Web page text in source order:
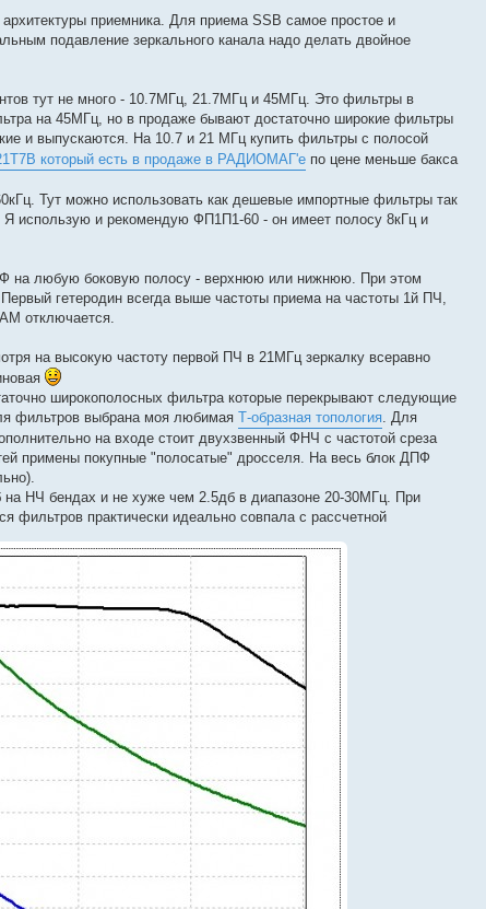
приемника. Для приема SSB самое простое и
подавление зеркального канала надо делать двойное
тут не много - 10.7МГц, 21.7МГц и 45МГц. Это фильтры в
на 45МГц, но в продаже бывают достаточно широкие фильтры
и выпускаются. На 10.7 и 21 МГц купить фильтры с полосой
который есть в продаже в РАДИОМАГ'е по цене меньше бакса
Тут можно использовать как дешевые импортные фильтры так
использую и рекомендую ФП1П1-60 - он имеет полосу 8кГц и
на любую боковую полосу - верхнюю или нижнюю. При этом
гетеродин всегда выше частоты приема на частоты 1й ПЧ,
отключается.
на высокую частоту первой ПЧ в 21МГц зеркалку всеравно
широкополосных фильтра которые перекрывают следующие
фильтров выбрана моя любимая Т-образная топология. Для
на входе стоит двухзвенный ФНЧ с частотой среза
примены покупные "полосатые" дросселя. На весь блок ДПФ
на НЧ бендах и не хуже чем 2.5дб в диапазоне 20-30МГц. При
фильтров практически идеально совпала с рассчетной